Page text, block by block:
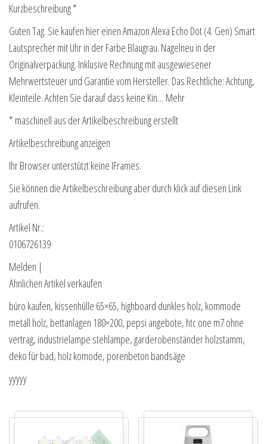
Kurzbeschreibung *
Guten Tag. Sie kaufen hier einen Amazon Alexa Echo Dot (4. Gen) Smart
Lautsprecher mit Uhr in der Farbe Blaugrau. Nagelneu in der
Originalverpackung. Inklusive Rechnung mit ausgewiesener
Mehrwertsteuer und Garantie vom Hersteller. Das Rechtliche: Achtung,
Kleinteile. Achten Sie darauf dass keine Kin… Mehr
* maschinell aus der Artikelbeschreibung erstellt
Artikelbeschreibung anzeigen
Ihr Browser unterstützt keine IFrames.
Sie können die Artikelbeschreibung aber durch klick auf diesen Link
aufrufen.
Artikel Nr.:
0106726139
Melden |
Ähnlichen Artikel verkaufen
büro kaufen, kissenhülle 65×65, highboard dunkles holz, kommode
metall holz, bettanlagen 180×200, pepsi angebote, htc one m7 ohne
vertrag, industrielampe stehlampe, garderobenständer holzstamm,
deko für bad, holz komode, porenbeton bandsäge
yyyyy